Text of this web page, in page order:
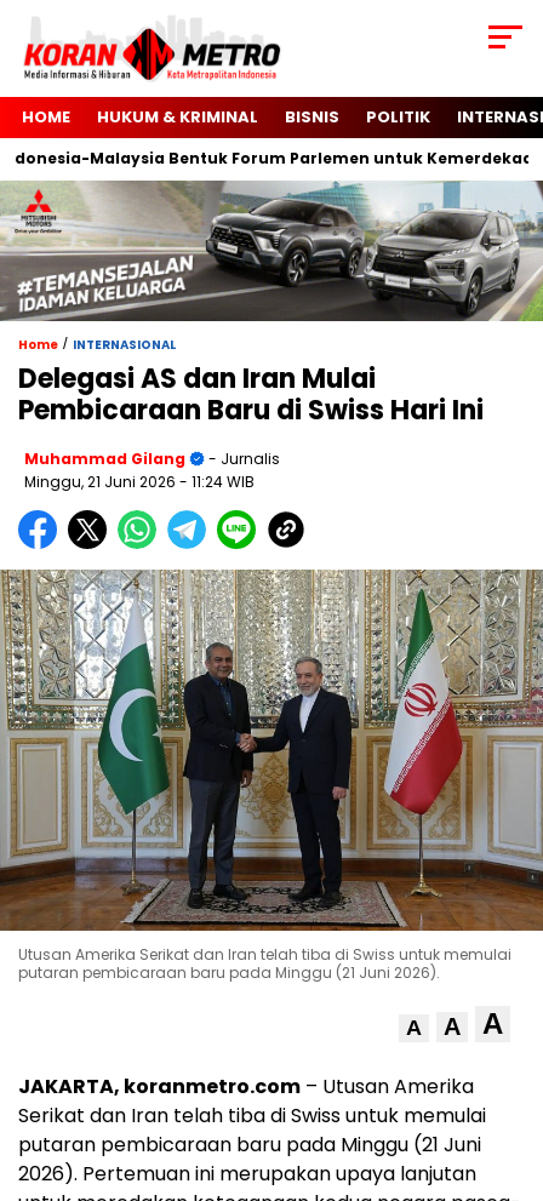
HOME HUKUM & KRIMINAL BISNIS POLITIK
Malaysia Bentuk Forum Parlemen untuk Kemerdekaan
Home / INTERNASIONAL
Delegasi AS dan Iran Mulai
Pembicaraan Baru di Swiss Hari Ini
Muhammad Gilang
- Jurnalis
Minggu, 21 Juni 2026 - 11:24 WIB
Utusan Amerika Serikat dan Iran telah tiba di Swiss untuk memulai
putaran pembicaraan baru pada Minggu (21 Juni 2026).
A A A
JAKARTA, koranmetro.com – Utusan Amerika
Serikat dan Iran telah tiba di Swiss untuk memulai
putaran pembicaraan baru pada Minggu (21 Juni
2026). Pertemuan ini merupakan upaya lanjutan